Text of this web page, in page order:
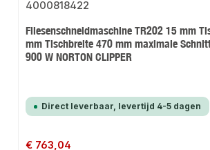
Fliesenschneidmaschine TR202 15 mm
mm Tischbreite 470 mm maximale
900 W NORTON CLIPPER
Direct leverbaar, levertijd 4-5 dagen
Normale prijs:
€ 763,04